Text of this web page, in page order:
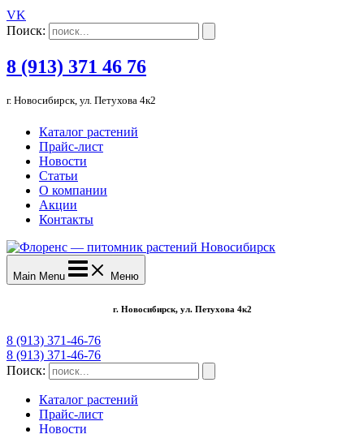
VK
Поиск:
8 (913) 371 46 76
г. Новосибирск, ул. Петухова 4к2
Каталог растений
Прайс-лист
Новости
Статьи
О компании
Акции
Контакты
Main Menu Меню
г. Новосибирск, ул. Петухова 4к2
8 (913) 371-46-76
8 (913) 371-46-76
Поиск:
Каталог растений
Прайс-лист
Новости